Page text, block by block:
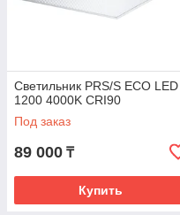
Светильник PRS/S ECO LED
1200 4000K CRI90
Под заказ
89 000 ₸
Купить